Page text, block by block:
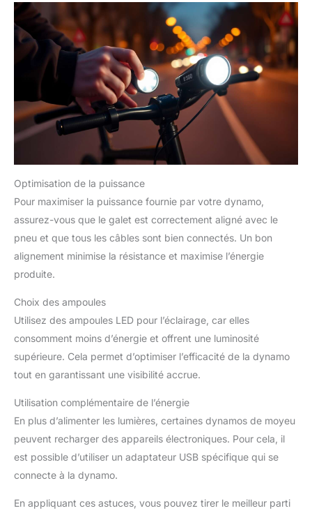
Optimisation de la puissance
Pour maximiser la puissance fournie par votre dynamo,
assurez-vous que le galet est correctement aligné avec le
pneu et que tous les câbles sont bien connectés. Un bon
alignement minimise la résistance et maximise l’énergie
produite.
Choix des ampoules
Utilisez des ampoules LED pour l’éclairage, car elles
consomment moins d’énergie et offrent une luminosité
supérieure. Cela permet d’optimiser l’efficacité de la dynamo
tout en garantissant une visibilité accrue.
Utilisation complémentaire de l’énergie
En plus d’alimenter les lumières, certaines dynamos de moyeu
peuvent recharger des appareils électroniques. Pour cela, il
est possible d’utiliser un adaptateur USB spécifique qui se
connecte à la dynamo.
En appliquant ces astuces, vous pouvez tirer le meilleur parti